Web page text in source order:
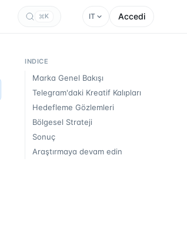
K IT Accedi
INDICE
Marka Genel Bakışı
Telegram'daki Kreatif Kalıpları
Hedefleme Gözlemleri
Bölgesel Strateji
Sonuç
Araştırmaya devam edin